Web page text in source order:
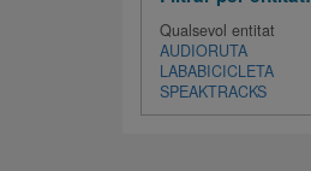
Qualsevol entitat
AUDIORUTA
LABABICICLETA
SPEAKTRACKS